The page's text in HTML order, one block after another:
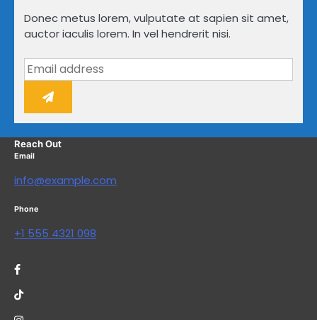
Donec metus lorem, vulputate at sapien sit amet,
auctor iaculis lorem. In vel hendrerit nisi.
Reach Out
Email
info@example.com
Phone
+1 555 4321 098